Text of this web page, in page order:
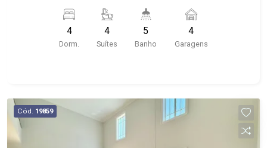
Colégio Pequeno Príncipe, Arena Beach Ribeirão,
Borelli Gelato; - condomínio com portaria 24
horas, academia, quadra poliesportiva, quadra de
4
Dorm.
4
Suítes
5
Banho
4
Garagens
Cód. 19859